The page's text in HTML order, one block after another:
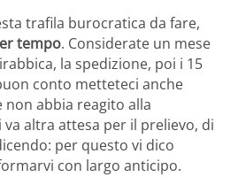
trafila burocratica da fare,
tempo. Considerate un mese
la spedizione, poi i 15
conto metteteci anche
non abbia reagito alla
altra attesa per il prelievo, di
per questo vi dico
con largo anticipo.